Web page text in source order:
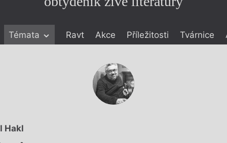
Témata Ravt Akce Příležitosti Tvárnice
Hakl